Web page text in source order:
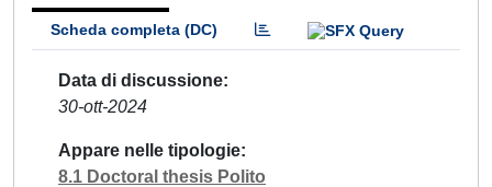
Scheda completa (DC)
Data di discussione
30-ott-2024
Appare nelle tipologie
8.1 Doctoral thesis Polito